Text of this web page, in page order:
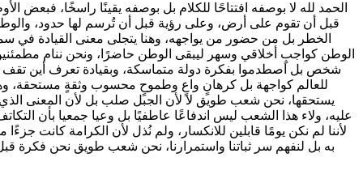
الحمد لله لا بوصفه افتتاحًا للكلام بل بوصفه يقينًا راسخًا،
قبل أن تقوم على أرض، وعلى رؤية قبل أن تُرسم لها حدود،
الخطر بل من حضور من يواجهه، وهنا يتجلى معنى القيادة في
الوطن كواجبٍ أخلاقي وسهر ليبقى الوطن حاضرًا، ونحن ننام
شخص بل اصطدموا بفكرة دولة متماسكة، وبقيادة تعرف أين تقف
للعالم كواجهة بل كرهانٍ واعٍ وطموحٍ محسوب وثقةٍ مستحقة،
يستحقها، نحن شعب طويق لا لأن الجبل صلب بل لأن المعنى
عليه، ولاء هذا الشعب ليس اندفاعًا عاطفيًا بل وعيا جمعيا بأن
لأننا لم نكن يومًا قابلين للانكسار، ولم نُذل لأن الكرامة كانت
به بل لنفهم سر ثباتنا واستمرارنا، نحن شعب طويق نحن فكرة